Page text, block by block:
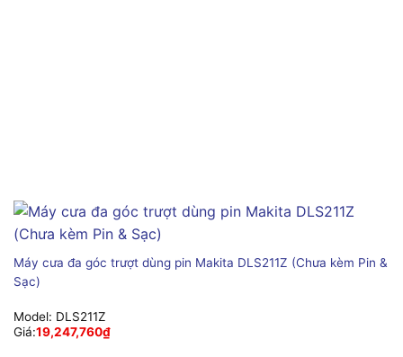
Máy cưa đa góc trượt dùng pin Makita DLS211Z (Chưa kèm Pin &
Sạc)
Model: DLS211Z
Giá:19,247,760₫